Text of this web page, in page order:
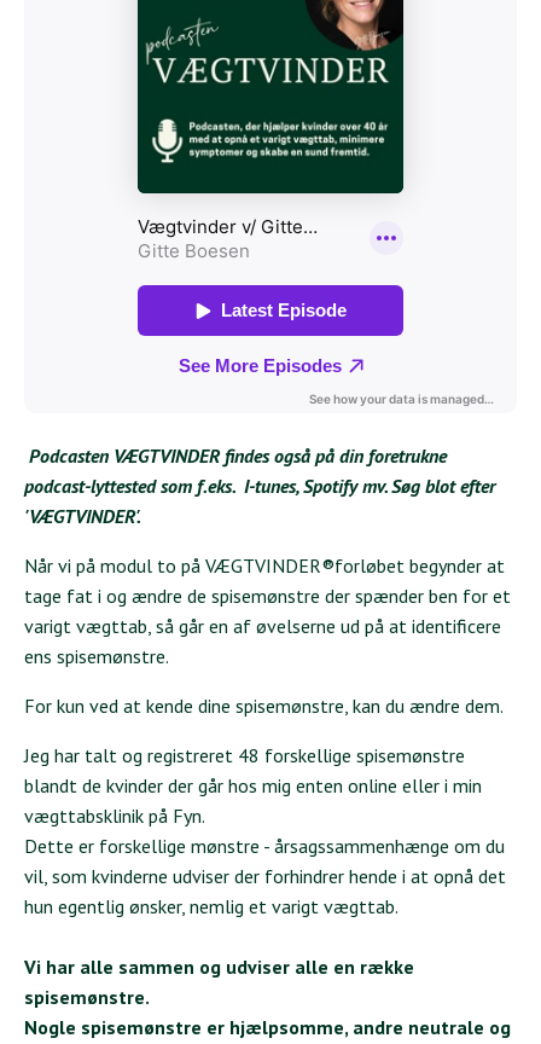
Podcasten VÆGTVINDER findes også på din foretrukne
podcast-lyttested som f.eks. I-tunes,Spotifymv. Søg blot efter
'VÆGTVINDER'.
Når vi på modul to på VÆGTVINDER®forløbet begynder at
tage fat i og ændre de spisemønstre der spænder ben for et
varigt vægttab, så går en af øvelserne ud på at identificere
ens spisemønstre.
For kun ved at kende dine spisemønstre, kan du ændre dem.
Jeg har talt og registreret 48 forskellige spisemønstre
blandt de kvinder der går hos mig enten online eller i min
vægttabsklinik på Fyn.
Dette er forskellige mønstre - årsagssammenhænge om du
vil, som kvinderne udviser der forhindrer hende i at opnå det
hun egentlig ønsker, nemlig et varigt vægttab.
Vi har alle sammen og udviser alle en række
spisemønstre.
Nogle spisemønstre er hjælpsomme, andre neutrale og